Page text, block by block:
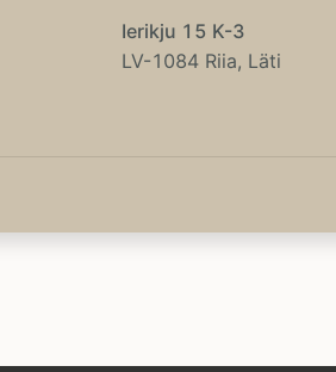
Ierikju 15 K-3
LV-1084 Riia, Läti